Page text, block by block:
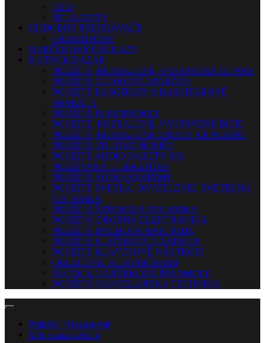
DVD
MG KAZETY
HUDOBNÉ PREHRÁVAČE
GRAMOFÓNY
DARČEKOVÉ POUKAZY
B-STOCK/BAZÁR
POUŽITÉ, ROZBALENÉ, VYSTAVENÉ GITARY
POUŽITÉ GITAROVÉ APARÁTY
POUŽITÉ BASGITARY A BASGITAROVÉ
APARÁTY
POUŽITÉ ELEKTRÓNKY
POUŽITÉ, ROZBALENÉ, VYSTAVENÉ BICIE
POUŽITÉ, ROZBALENÉ VINYLY, LP PLATNE
POUŽITÉ CD / DVD NOSIČE
POUŽITÉ AUDIO KAZETY MG
POUŽÍVANÁ LITERATÚRA
POUŽITÉ AUDIO SYSTÉMY
POUŽITÉ SVETLÁ, OSVETLENIE, SVETELNÁ
TECHNIKA
POUŽITÁ ŠTÚDIOVÁ TECHNIKA
POUŽITÁ DROBNÁ ELEKTRONIKA
POUŽITÉ DYCHOVÉ NÁSTROJE
POUŽITÉ SLÁČIKOVÉ NÁSTROJE
POUŽITÉ KLÁVESOVÉ NÁSTROJE
OBLEČENIE S CHYBIČKAMI
B-STOCK DARČEKOVÉ PREDMETY
POUŽITÁ KANCELÁRSKA TECHNIKA
Prihlásiť / Registrovať
Môj zoznam želaní